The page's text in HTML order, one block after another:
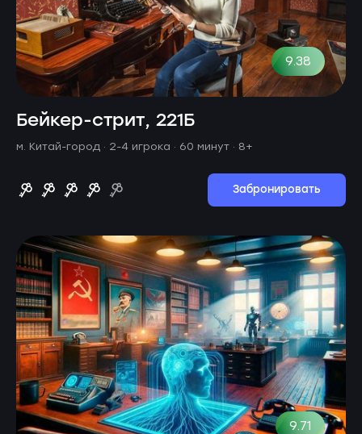
9.38
Бейкер-стрит, 221Б
м. Китай-город · 2-4 игрока · 60 минут · 8+
Забронировать
9.71